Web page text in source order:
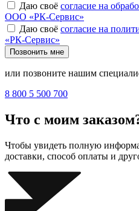
Даю своё согласие на
ООО «РК-Сервис»
Даю своё согласие на
«РК-Сервис»
Позвонить мне
или позвоните нашим
8 800 5 500 700
Что с моим
Чтобы увидеть полную
доставки, способ оплаты и